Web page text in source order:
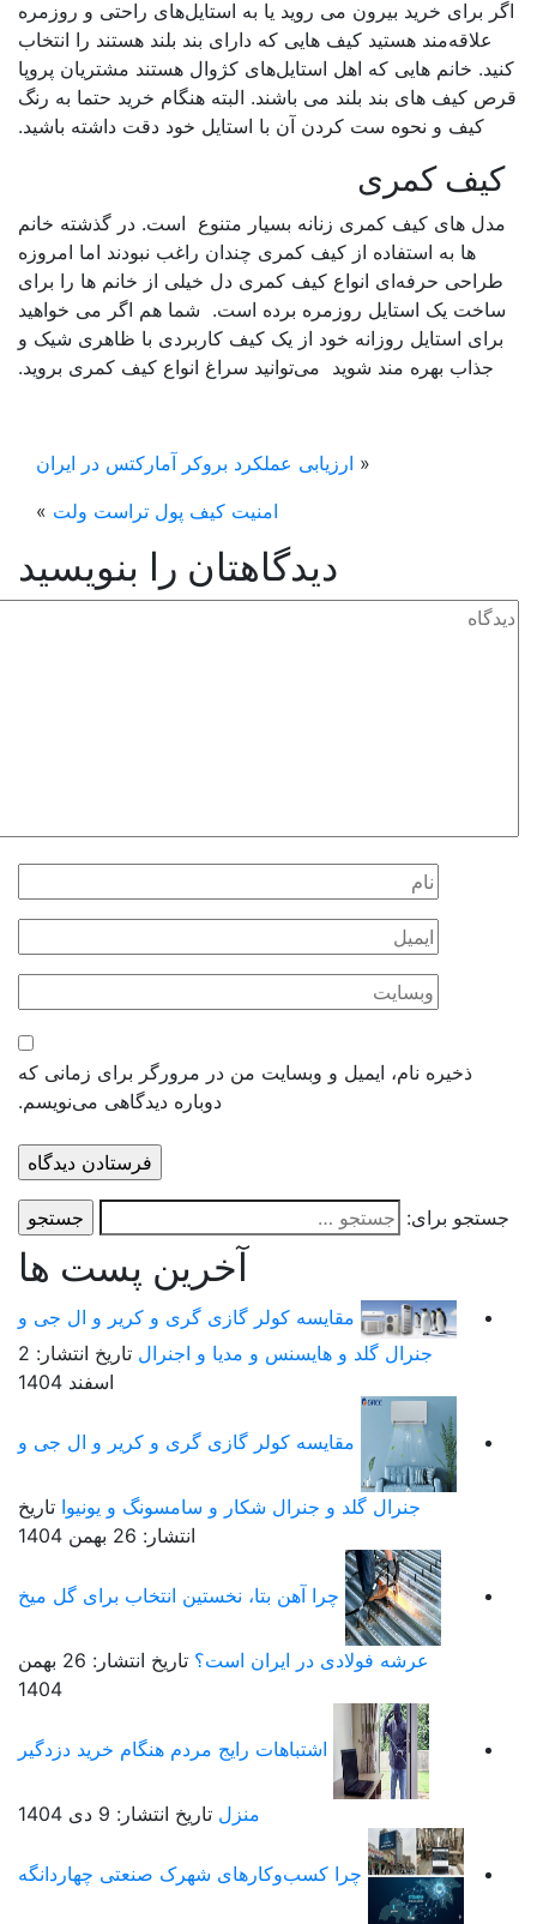
برای خرید بیرون می روید یا به استایل‌های راحتی و روزمره
علاقه‌مند هستید کیف هایی که دارای بند بلند هستند را انتخاب
خانم هایی که اهل استایل‌های کژوال هستند مشتریان پروپا
کیف های بند بلند می باشند. البته هنگام خرید حتما به رنگ
کیف و نحوه ست کردن آن با استایل خود دقت داشته باشید.
کمری
های کیف کمری زنانه بسیار متنوع است. در گذشته خانم
ها به استفاده از کیف کمری چندان راغب نبودند اما امروزه
حرفه‌ای انواع کیف کمری دل خیلی از خانم ها را برای
یک استایل روزمره برده است. شما هم اگر می خواهید
استایل روزانه خود از یک کیف کاربردی با ظاهری شیک و
جذاب بهره مند شوید می‌توانید سراغ انواع کیف کمری بروید.
ارزیابی عملکرد بروکر آمارکتس در ایران
امنیت کیف پول تراست ولت »
دیدگاهتان را بنویسید
ذخیره نام، ایمیل و وبسایت من در مرورگر برای زمانی که
دوباره دیدگاهی می‌نویسم.
برای:
آخرین پست ها
مقایسه کولر گازی گری و کریر و ال جی و
جنرال گلد و هایسنس و مدیا و اجنرال
تاریخ انتشار: 2
اسفند 1404
مقایسه کولر گازی گری و کریر و ال جی و
جنرال گلد و جنرال شکار و سامسونگ و یونیوا تاریخ
انتشار: 26 بهمن 1404
چرا آهن بتا، نخستین انتخاب برای گل میخ
عرشه فولادی در ایران است؟
تاریخ انتشار: 26 بهمن
1404
اشتباهات رایج مردم هنگام خرید دزدگیر
منزل تاریخ انتشار: 9 دی 1404
چرا کسب‌وکارهای شهرک صنعتی چهاردانگه